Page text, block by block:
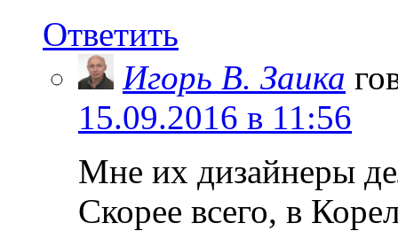
Ответить
Игорь В. Заика
15.09.2016 в 11:56
Мне их дизайнеры
Скорее всего, в